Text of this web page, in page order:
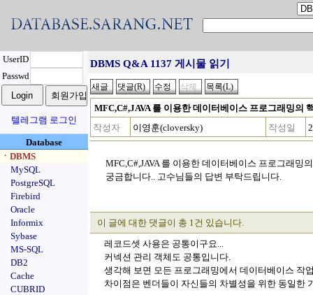
UserID
Passwd
텔레그램 로그인
Database
ㆍDBMS
MySQL
PostgreSQL
Firebird
Oracle
Informix
Sybase
MS-SQL
DB2
Cache
CUBRID
DBMS Q&A 1137 게시물 읽기
MFC,C#,JAVA 를 이용한 데이터베이스 프로그래밍의
작성자
이영훈(cloversky) 작성일
MFC,C#,JAVA 를 이용한 데이터베이스 프로그래밍
궁금합니다.. 고수님들의 답변 부탁드립니다.
이 글에 대한 댓글이 총 1건 있습니다.
레코드셋 사용은 공통이구요...
커넥션 관리 객체도 공통입니다.
생각해 보면 모든 프로그래밍에서 데이터베이스 작
차이점은 벤더들이 자신들의 차별성을 위한 동일한